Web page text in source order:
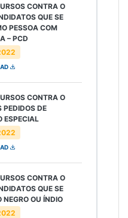
CONTRA O
QUE SE
PESSOA COM
– PCD
CONTRA O
PEDIDOS DE
ESPECIAL
CONTRA O
QUE SE
OU ÍNDIO